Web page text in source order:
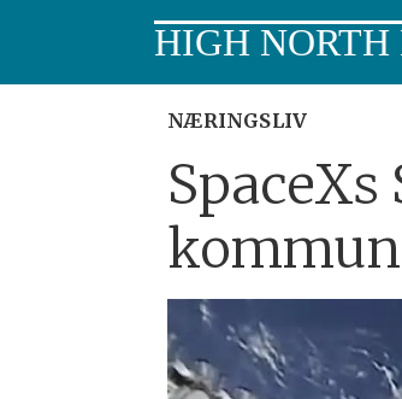
HIGH NORTH
NÆRINGSLIV